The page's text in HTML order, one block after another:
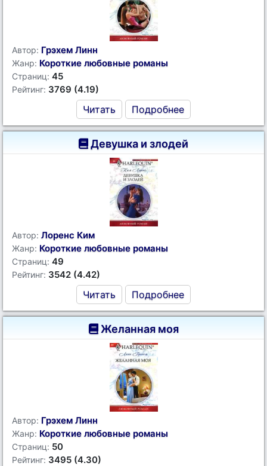
Автор: Грэхем Линн
Жанр: Короткие любовные романы
Страниц: 45
Рейтинг: 3769 (4.19)
Читать Подробнее
Девушка и злодей
Автор: Лоренс Ким
Жанр: Короткие любовные романы
Страниц: 49
Рейтинг: 3542 (4.42)
Читать Подробнее
Желанная моя
Автор: Грэхем Линн
Жанр: Короткие любовные романы
Страниц: 50
Рейтинг: 3495 (4.30)